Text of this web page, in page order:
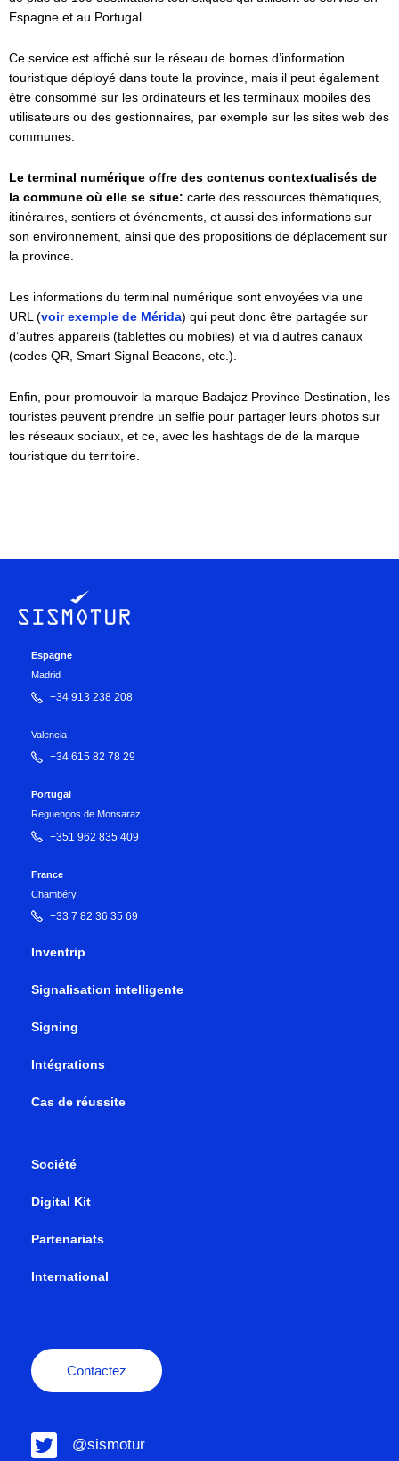
Espagne et au Portugal.
Ce service est affiché sur le réseau de bornes d’information
touristique déployé dans toute la province, mais il peut également
être consommé sur les ordinateurs et les terminaux mobiles des
utilisateurs ou des gestionnaires, par exemple sur les sites web des
communes.
Le terminal numérique offre des contenus contextualisés de
la commune où elle se situe: carte des ressources thématiques,
itinéraires, sentiers et événements, et aussi des informations sur
son environnement, ainsi que des propositions de déplacement sur
la province.
Les informations du terminal numérique sont envoyées via une
URL (voir exemple de Mérida) qui peut donc être partagée sur
d’autres appareils (tablettes ou mobiles) et via d’autres canaux
(codes QR, Smart Signal Beacons, etc.).
Enfin, pour promouvoir la marque Badajoz Province Destination, les
touristes peuvent prendre un selfie pour partager leurs photos sur
les réseaux sociaux, et ce, avec les hashtags de de la marque
touristique du territoire.
Espagne
Madrid
+34 913 238 208
Valencia
+34 615 82 78 29
Portugal
Reguengos de Monsaraz
+351 962 835 409
France
Chambéry
+33 7 82 36 35 69
Inventrip
Signalisation intelligente
Signing
Intégrations
Cas de réussite
Société
Digital Kit
Partenariats
International
Contactez
@sismotur